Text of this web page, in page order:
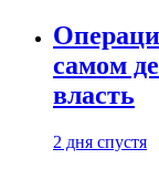
самом
власть
2 дня спустя